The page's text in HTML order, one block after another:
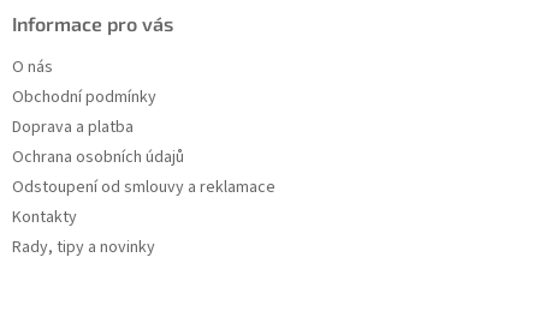
Informace pro vás
O nás
Obchodní podmínky
Doprava a platba
Ochrana osobních údajů
Odstoupení od smlouvy a reklamace
Kontakty
Rady, tipy a novinky